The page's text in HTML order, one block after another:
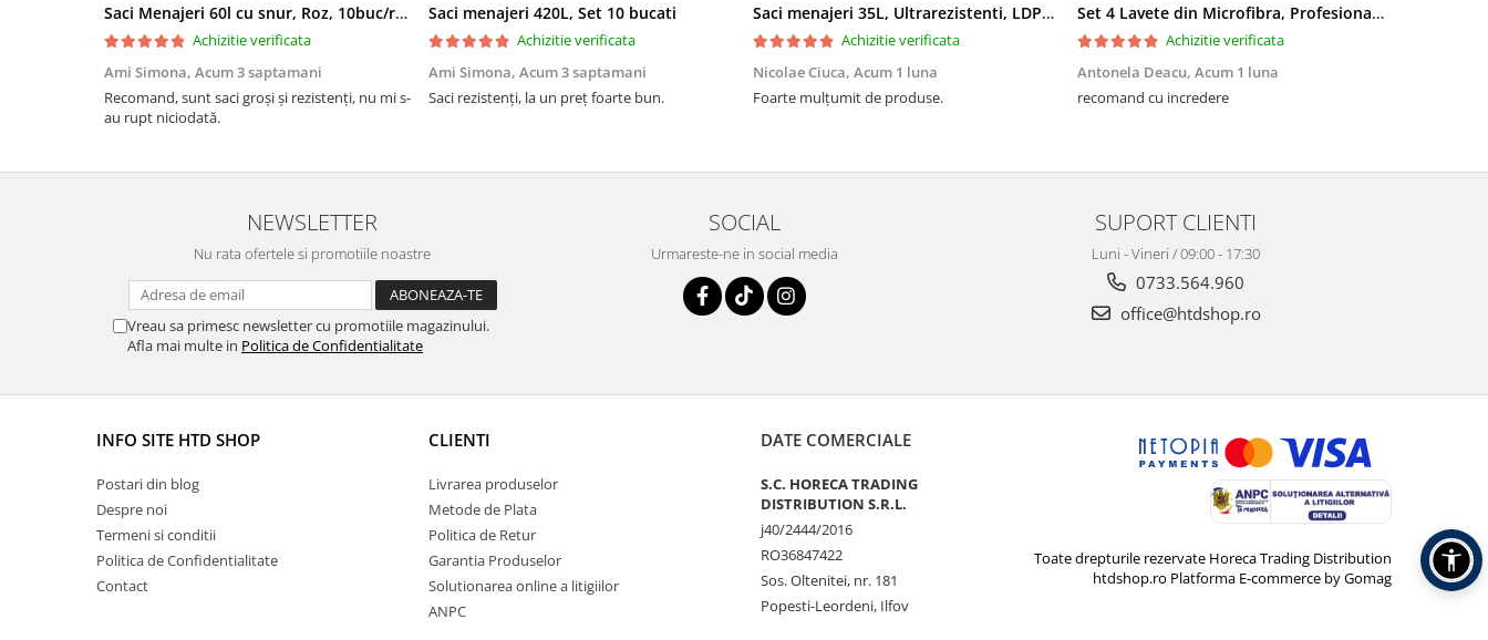
Saci Menajeri 60l cu snur, Roz, 10buc/rola
Achizitie verificata
Ami Simona, Acum 3 saptamani
Recomand, sunt saci groși și rezistenți, nu mi s-
au rupt niciodată.
Saci menajeri 420L, Set 10 bucati
Achizitie verificata
Ami Simona, Acum 3 saptamani
Saci rezistenți, la un preț foarte bun.
Saci menajeri 35L, Ultrarezistenti, LDPE, 15 buc/rola
Achizitie verificata
Nicolae Ciuca, Acum 1 luna
Foarte mulțumit de produse.
Set 4 Lavete din Microfibra, Profesionale, 4 culori, 30x30cm
Achizitie verificata
Antonela Deacu, Acum 1 luna
recomand cu incredere
NEWSLETTER
Nu rata ofertele si promotiile noastre
Vreau sa primesc newsletter cu promotiile magazinului.
Afla mai multe in Politica de Confidentialitate
SOCIAL
Urmareste-ne in social media
SUPORT CLIENTI
Luni - Vineri / 09:00 - 17:30
0733.564.960
office@htdshop.ro
INFO SITE HTD SHOP
Postari din blog
Despre noi
Termeni si conditii
Politica de Confidentialitate
Contact
CLIENTI
Livrarea produselor
Metode de Plata
Politica de Retur
Garantia Produselor
Solutionarea online a litigiilor
ANPC
DATE COMERCIALE
S.C. HORECA TRADING
DISTRIBUTION S.R.L.
j40/2444/2016
RO36847422
Sos. Oltenitei, nr. 181
Popesti-Leordeni, Ilfov
Toate drepturile rezervate Horeca Trading Distribution
htdshop.ro Platforma E-commerce by Gomag